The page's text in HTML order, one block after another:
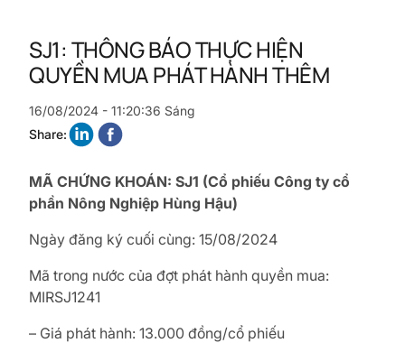
SJ1: THÔNG BÁO THỰC HIỆN
QUYỀN MUA PHÁT HÀNH THÊM
16/08/2024 - 11:20:36 Sáng
Share:
MÃ CHỨNG KHOÁN: SJ1 (Cổ phiếu Công ty cổ
phần Nông Nghiệp Hùng Hậu)
Ngày đăng ký cuối cùng: 15/08/2024
Mã trong nước của đợt phát hành quyền mua:
MIRSJ1241
– Giá phát hành: 13.000 đồng/cổ phiếu